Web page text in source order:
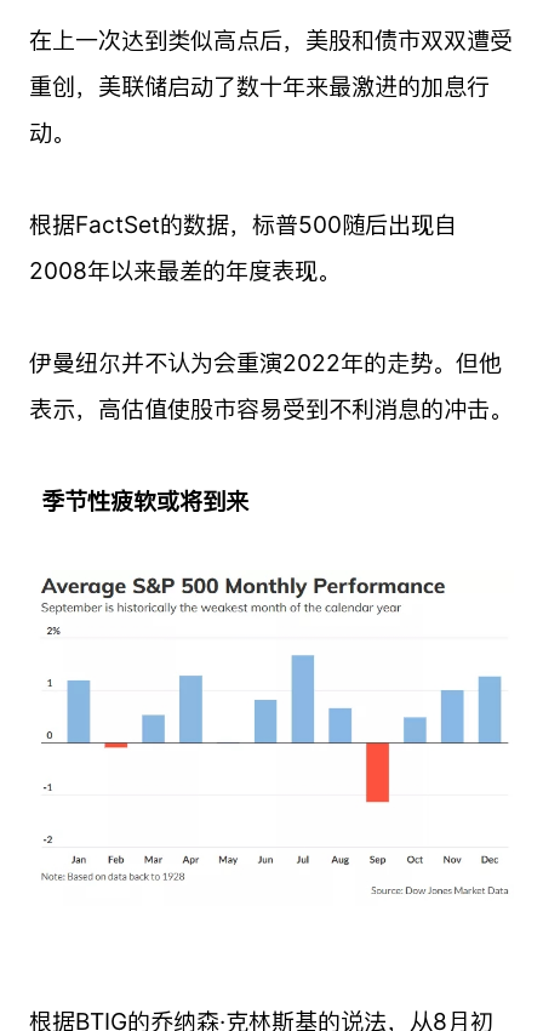
在上一次达到类似高点后，美股和债市双双遭受
重创，美联储启动了数十年来最激进的加息行
动。
根据FactSet的数据，标普500随后出现自
2008年以来最差的年度表现。
伊曼纽尔并不认为会重演2022年的走势。但他
表示，高估值使股市容易受到不利消息的冲击。
季节性疲软或将到来
根据BTIG的乔纳森·克林斯基的说法，从8月初